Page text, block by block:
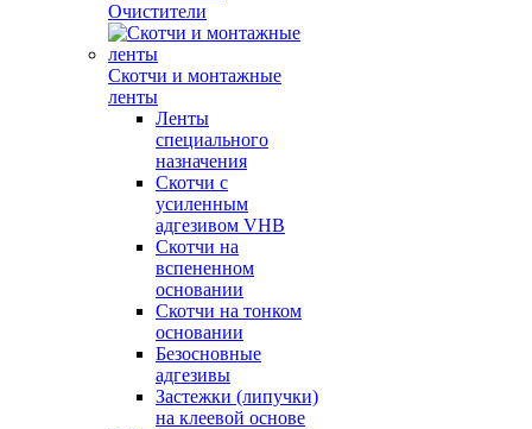
Очистители
Скотчи и монтажные
ленты
Ленты
специального
назначения
Скотчи с
усиленным
адгезивом VHB
Скотчи на
вспененном
основании
Скотчи на тонком
основании
Безосновные
адгезивы
Застежки (липучки)
на клеевой основе